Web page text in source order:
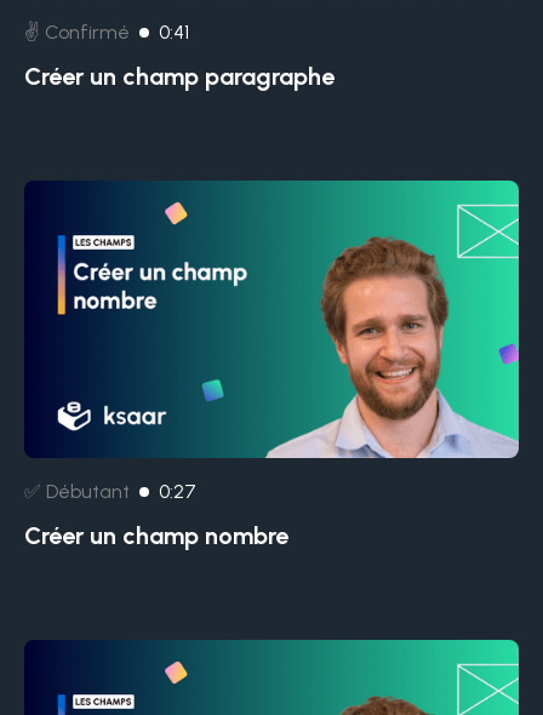
✌️ Confirmé 0:41
Créer un champ paragraphe
✅ Débutant 0:27
Créer un champ nombre